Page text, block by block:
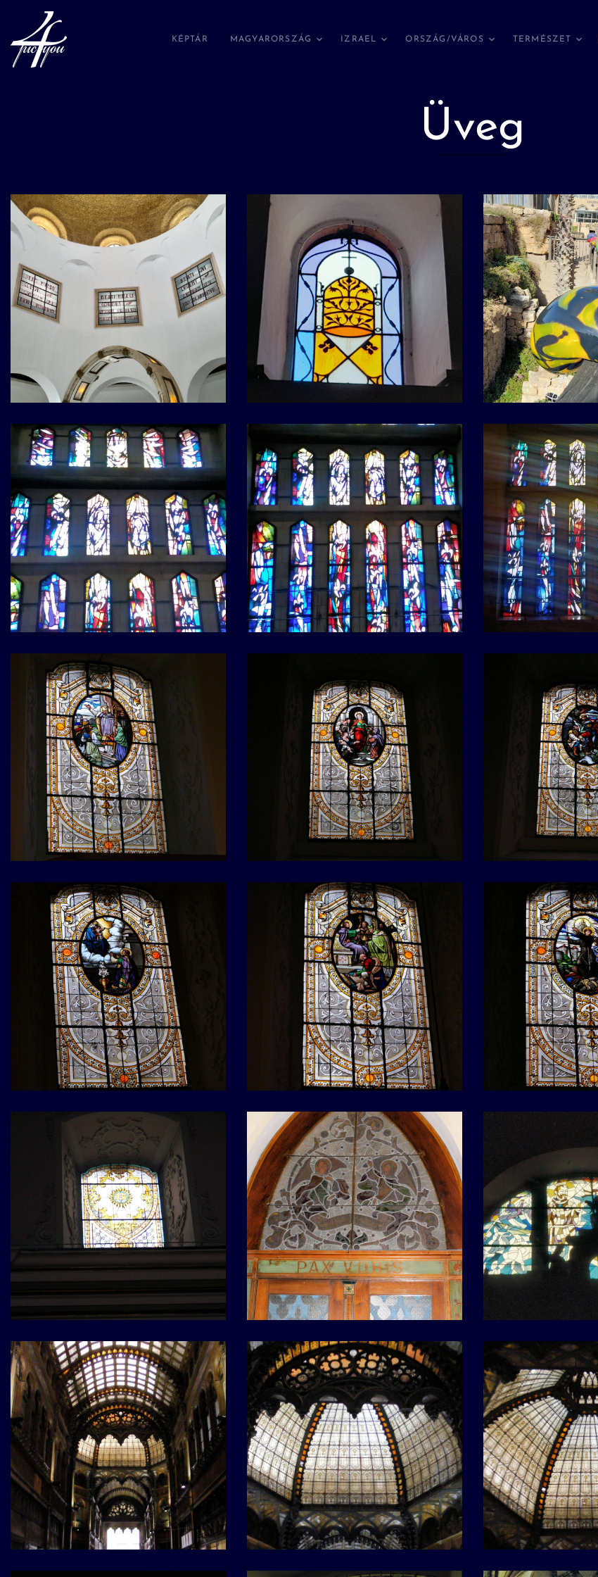
KÉPTÁR MAGYARORSZÁG IZRAEL ORSZÁG/VÁROS TERMÉSZET
Üveg